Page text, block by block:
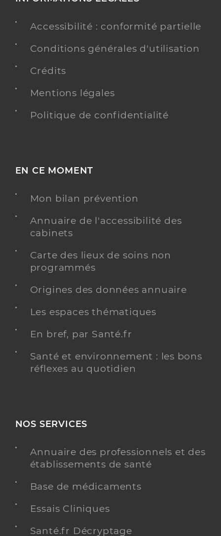
Accessibilité : conformité partielle
Conditions générales d'utilisation
Crédits
Mentions légales
Politique de confidentialité
EN CE MOMENT
Mon bilan prévention
Annuaire de l'accessibilité des
cabinets
Carte des lieux de soins non
programmés
Origines des données annuaire
Les espaces thématiques
En bref, par Santé.fr
Santé et environnement : les bons
réflexes au quotidien
NOS SERVICES
Annuaire des professionnels et des
établissements de santé
Base de médicaments
Essais Cliniques
Santé.fr Décryptage